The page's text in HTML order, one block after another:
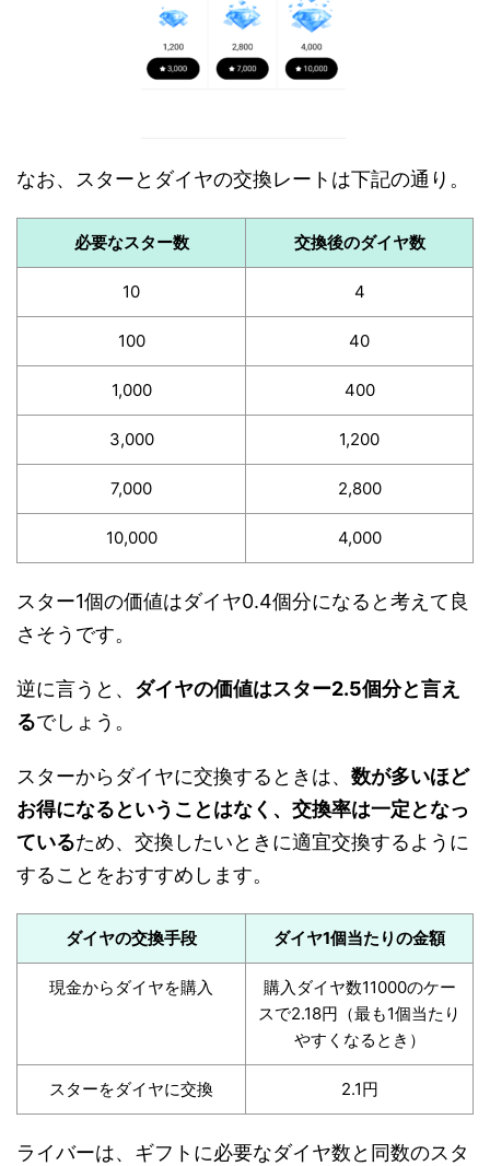
なお、スターとダイヤの交換レートは下記の通り。
必要なスター数 交換後のダイヤ数
10 4
100 40
1,000 400
3,000 1,200
7,000 2,800
10,000 4,000
スター1個の価値はダイヤ0.4個分になると考えて良
さそうです。
逆に言うと、 ダイヤの価値はスター2.5個分と言え
るでしょう。
スターからダイヤに交換するときは、 数が多いほど
お得になるということはなく、交換率は一定となっ
ているため、交換したいときに適宜交換するように
することをおすすめします。
ダイヤの交換手段 ダイヤ1個当たりの金額
現金からダイヤを購入
購入ダイヤ数11000のケー
スで2.18円（最も1個当たり
やすくなるとき）
スターをダイヤに交換 2.1円
ライバーは、ギフトに必要なダイヤ数と同数のスタ